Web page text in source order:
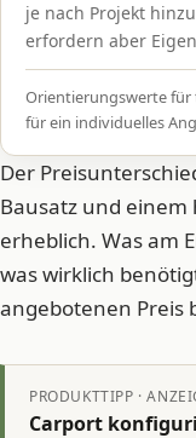
je nach Projekt
erfordern aber
Orientierungswerte für
für ein individuelles
Der
Bausatz und
erheblich. Was am
was wirklich
angebotenen Preis
PRODUKTTIPP ·
Carport